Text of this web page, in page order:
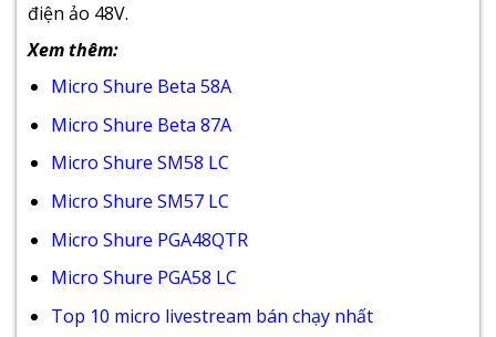
điện ảo 48V.
Xem thêm:
Micro Shure Beta 58A
Micro Shure Beta 87A
Micro Shure SM58 LC
Micro Shure SM57 LC
Micro Shure PGA48QTR
Micro Shure PGA58 LC
Top 10 micro livestream bán chạy nhất